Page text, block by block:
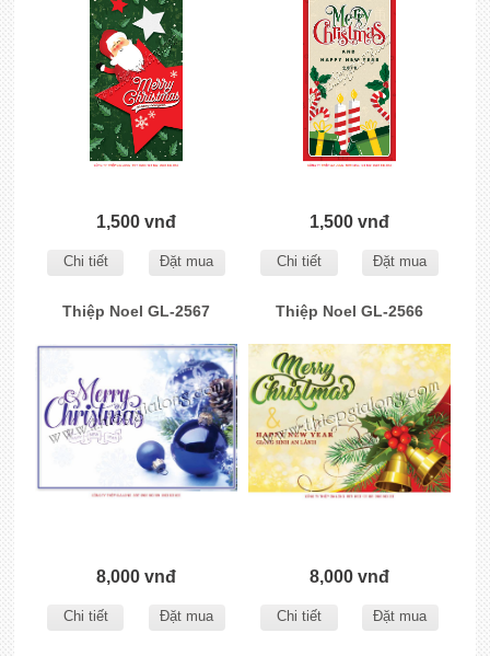
1,500 vnđ
Chi tiết Đặt mua
1,500 vnđ
Chi tiết Đặt mua
Thiệp Noel GL-2567
8,000 vnđ
Chi tiết Đặt mua
Thiệp Noel GL-2566
8,000 vnđ
Chi tiết Đặt mua